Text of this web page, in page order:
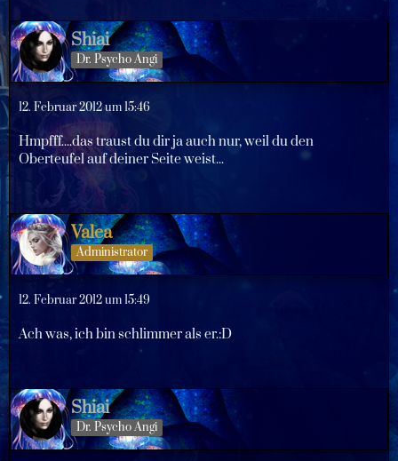
Shiai
Dr. Psycho Angi
12. Februar 2012 um 15:46
Hmpfff....das traust du dir ja auch nur, weil du den
Oberteufel auf deiner Seite weist...
Valea
Administrator
12. Februar 2012 um 15:49
Ach was, ich bin schlimmer als er.:D
Shiai
Dr. Psycho Angi